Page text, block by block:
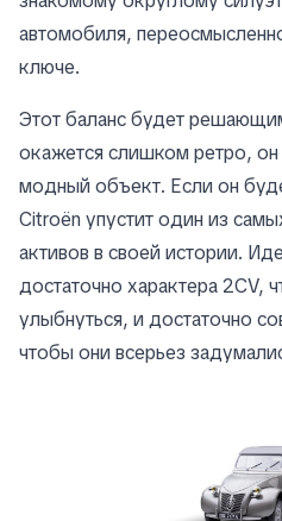
автомобиля,
ключе.
Этот баланс будет
окажется слишком ретро, он
модный объект. Если он
Citroën упустит один из
активов в своей истории.
достаточно характера 2CV,
улыбнуться, и достаточно
чтобы они всерьез